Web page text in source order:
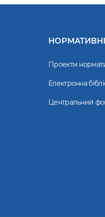
Проекти
Електронна
Центральний